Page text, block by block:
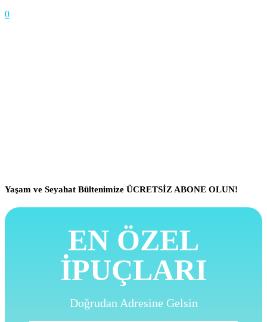
0
Yaşam ve Seyahat Bültenimize ÜCRETSİZ ABONE OLUN!
EN ÖZEL
İPUÇLARI
Doğrudan Adresine Gelsin